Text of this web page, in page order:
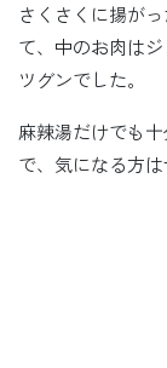
さくさくに揚が
て、中のお肉は
ツグンでした。
麻辣湯だけでも
で、気になる方